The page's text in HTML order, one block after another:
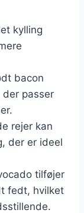
kylling
bacon
der passer
rejer kan
der er ideel
tilføjer
fedt, hvilket